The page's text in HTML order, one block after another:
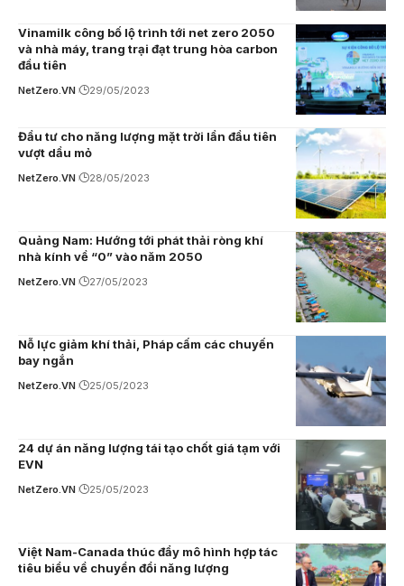
Vinamilk công bố lộ trình tới net zero 2050
và nhà máy, trang trại đạt trung hòa carbon
đầu tiên
NetZero.VN 29/05/2023
Đầu tư cho năng lượng mặt trời lần đầu tiên
vượt dầu mỏ
NetZero.VN 28/05/2023
Quảng Nam: Hướng tới phát thải ròng khí
nhà kính về “0” vào năm 2050
NetZero.VN 27/05/2023
Nỗ lực giảm khí thải, Pháp cấm các chuyến
bay ngắn
NetZero.VN 25/05/2023
24 dự án năng lượng tái tạo chốt giá tạm với
EVN
NetZero.VN 25/05/2023
Việt Nam-Canada thúc đẩy mô hình hợp tác
tiêu biểu về chuyển đổi năng lượng